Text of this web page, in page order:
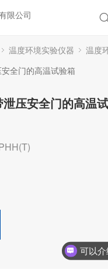
温度环境实验仪器 温度
压安全门的高温